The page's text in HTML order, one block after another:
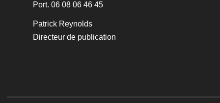
Port. 06 08 06 46 45
Patrick Reynolds
Directeur de publication